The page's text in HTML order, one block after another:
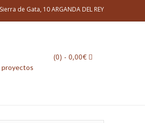
de Gata, 10 ARGANDA DEL REY
(0) - 0,00€